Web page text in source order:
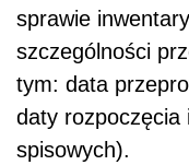
sprawie
szczególności
tym: data
daty rozpoczęcia
spisowych).